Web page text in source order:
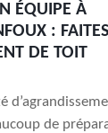
ÉQUIPE À
: FAITES
DE TOIT
de